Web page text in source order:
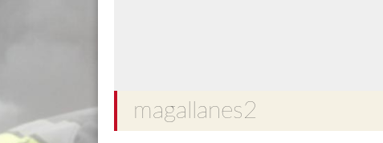
magallanes2